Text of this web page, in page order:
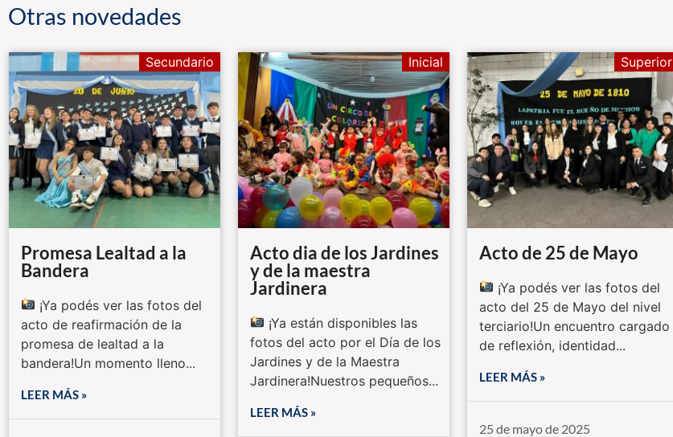
Otras novedades
Promesa Lealtad a la
Bandera
¡Ya podés ver las fotos del
acto de reafirmación de la
promesa de lealtad a la
bandera!Un momento lleno...
LEER MÁS »
Secundario
Acto dia de los Jardines
y de la maestra
Jardinera
¡Ya están disponibles las
fotos del acto por el Día de los
Jardines y de la Maestra
Jardinera!Nuestros pequeños...
LEER MÁS »
Inicial
Acto de 25 de Mayo
¡Ya podés ver las fotos del
acto del 25 de Mayo del nivel
terciario!Un encuentro cargado
de reflexión, identidad...
LEER MÁS »
Superior
25 de mayo de 2025